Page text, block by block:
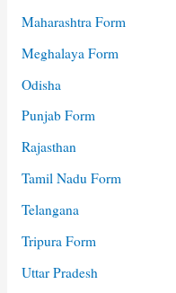
Maharashtra Form
Meghalaya Form
Odisha
Punjab Form
Rajasthan
Tamil Nadu Form
Telangana
Tripura Form
Uttar Pradesh